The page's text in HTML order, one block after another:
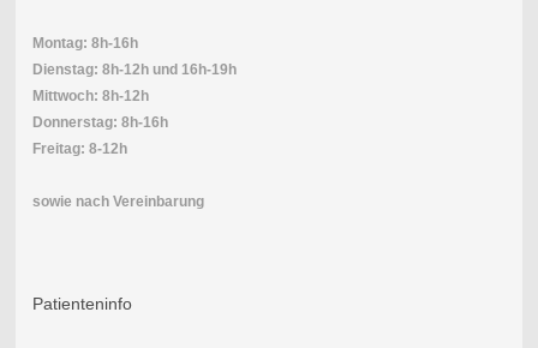
Montag: 8h-16h
Dienstag: 8h-12h und 16h-19h
Mittwoch: 8h-12h
Donnerstag: 8h-16h
Freitag: 8-12h
sowie nach Vereinbarung
Patienteninfo